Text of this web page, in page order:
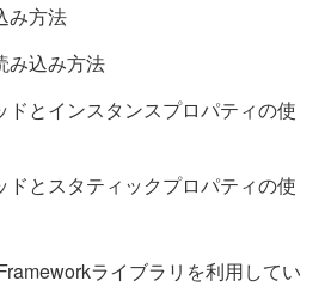
み方法
み込み方法
ドとインスタンスプロパティの使
ドとスタティックプロパティの使
ライブラリを利用してい